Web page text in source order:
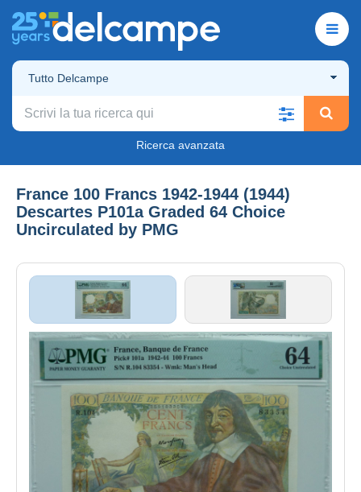
Tutto Delcampe
Ricerca avanzata
France 100 Francs 1942-1944 (1944)
Descartes P101a Graded 64 Choice
Uncirculated by PMG